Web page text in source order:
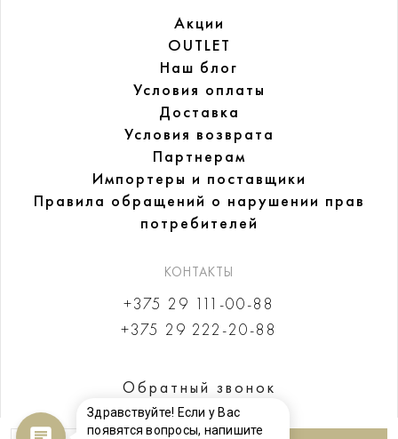
Акции
OUTLET
Наш блог
Условия оплаты
Доставка
Условия возврата
Партнерам
Импортеры и поставщики
Правила обращений о нарушении прав
потребителей
КОНТАКТЫ
+375 29 111-00-88
+375 29 222-20-88
Обратный звонок
Здравствуйте! Если у Вас
появятся вопросы, напишите